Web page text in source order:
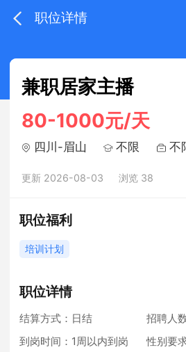
职位详情
兼职居家主播
80-1000元/天
四川-眉山 不限 不
更新 2026-08-03 浏览 38
职位福利
培训计划
职位详情
结算方式：日结
招聘人
到岗时间：1周以内到岗
性别要